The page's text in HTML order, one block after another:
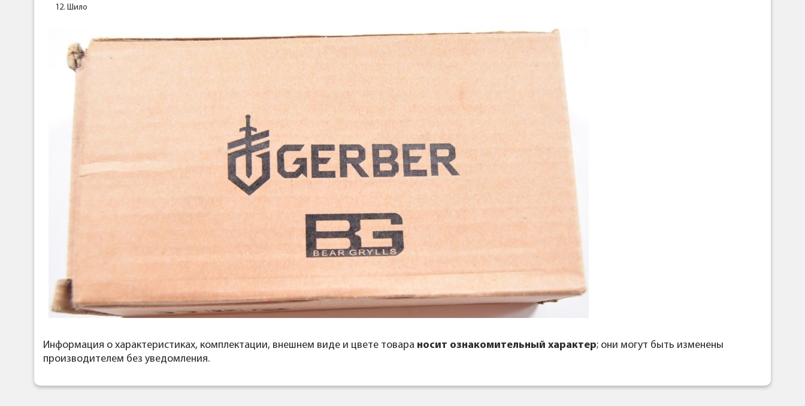
Шило
Информация о характеристиках, комплектации, внешнем виде и цвете товара носит ознакомительный характер; они могут быть изменены
производителем без уведомления.